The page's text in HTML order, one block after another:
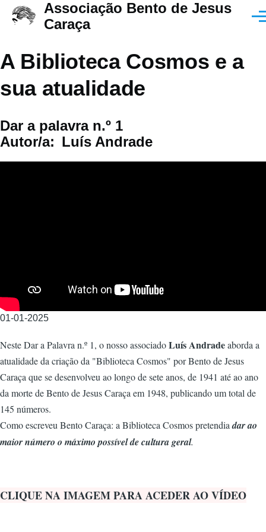
Passar para o conteúdo principal
Associação Bento de Jesus
Caraça
A Biblioteca Cosmos e a
sua atualidade
Dar a palavra n.º 1
Autor/a
Luís Andrade
01-01-2025
Neste Dar a Palavra n.º 1, o nosso associadoLuís Andradeaborda a
atualidade da criação da "Biblioteca Cosmos" por Bento de Jesus
Caraça que se desenvolveu ao longo de sete anos, de 1941 até ao ano
da morte de Bento de Jesus Caraça em 1948, publicando um total de
145 números.
Como escreveu Bento Caraça: a Biblioteca Cosmos pretendiadar ao
maior número o máximo possível de cultura geral.
CLIQUE NA IMAGEM PARA ACEDER AO VÍDEO